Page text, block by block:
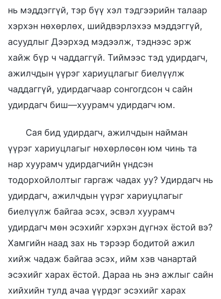
нь мэддэггүй, тэр бүү хэл тэдгээрийн талаар
хэрхэн нөхөрлөх, шийдвэрлэхээ мэддэггүй,
асуудлыг Дээрхэд мэдээлж, тэднээс эрж
хайж бүр ч чаддаггүй. Тиймээс тэд удирдагч,
ажилчдын үүрэг хариуцлагыг биелүүлж
чаддаггүй, удирдагчаар сонгогдсон ч сайн
удирдагч биш—хуурамч удирдагч юм.
Сая бид удирдагч, ажилчдын найман
үүрэг хариуцлагыг нөхөрлөсөн юм чинь та
нар хуурамч удирдагчийн үндсэн
тодорхойлолтыг гаргаж чадах уу? Удирдагч нь
удирдагч, ажилчдын үүрэг хариуцлагыг
биелүүлж байгаа эсэх, эсвэл хуурамч
удирдагч мөн эсэхийг хэрхэн дүгнэх ёстой вэ?
Хамгийн наад зах нь тэрээр бодитой ажил
хийж чадаж байгаа эсэх, ийм хэв чанартай
эсэхийг харах ёстой. Дараа нь энэ ажлыг сайн
хийхийн тулд ачаа үүрдэг эсэхийг харах